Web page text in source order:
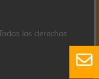
los derechos